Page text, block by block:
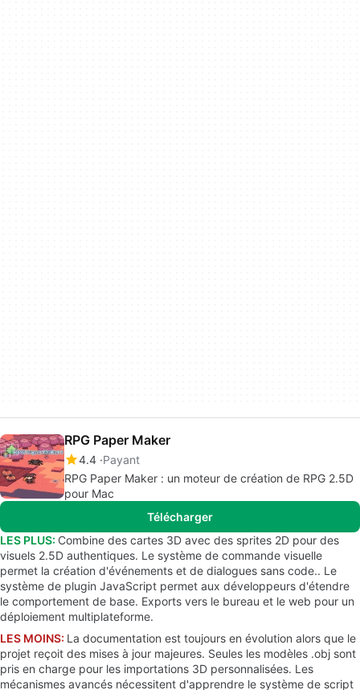
RPG Paper Maker
4.4 Payant
RPG Paper Maker : un moteur de création de RPG 2.5D
pour Mac
Télécharger
LES PLUS: Combine des cartes 3D avec des sprites 2D pour des
visuels 2.5D authentiques. Le système de commande visuelle
permet la création d'événements et de dialogues sans code.. Le
système de plugin JavaScript permet aux développeurs d'étendre
le comportement de base. Exports vers le bureau et le web pour un
déploiement multiplateforme.
LES MOINS: La documentation est toujours en évolution alors que le
projet reçoit des mises à jour majeures. Seules les modèles .obj sont
pris en charge pour les importations 3D personnalisées. Les
mécanismes avancés nécessitent d'apprendre le système de script